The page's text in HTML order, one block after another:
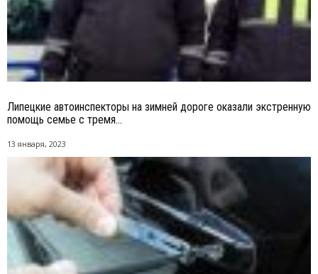
Липецкие автоинспекторы на зимней дороге оказали экстренную
помощь семье с тремя...
13 января, 2023